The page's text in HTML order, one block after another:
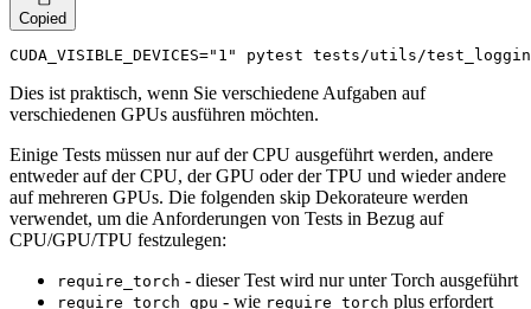
Copied
CUDA_VISIBLE_DEVICES="1" pytest tests/utils/
Dies ist praktisch, wenn Sie verschiedene Aufgaben auf
verschiedenen GPUs ausführen möchten.
Einige Tests müssen nur auf der CPU ausgeführt werden, andere
entweder auf der CPU, der GPU oder der TPU und wieder andere
auf mehreren GPUs. Die folgenden skip Dekorateure werden
verwendet, um die Anforderungen von Tests in Bezug auf
CPU/GPU/TPU festzulegen:
require_torch - dieser Test wird nur unter Torch ausgeführt
require_torch_gpu - wie require_torch plus erfordert